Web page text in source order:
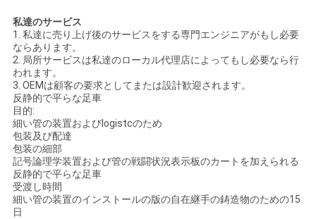
さ
い
ニ
ュ
ー
ス
私達のサービス
1. 私達に売り上げ後のサービスをする専門エンジニアがもし必要
ならあります。
2. 局所サービスは私達のローカル代理店によってもし必要なら行
われます。
3. OEMは顧客の要求としてまたは設計歓迎されます。
反静的で平らな足車
目的:
細い管の装置およびlogistcのため
包装及び配達
包装の細部
記号論理学装置および管の戦闘状況表示板のカートを加えられる
反静的で平らな足車
受渡し時間
細い管の装置のインストールの版の自在継手の鋳造物のための15
日